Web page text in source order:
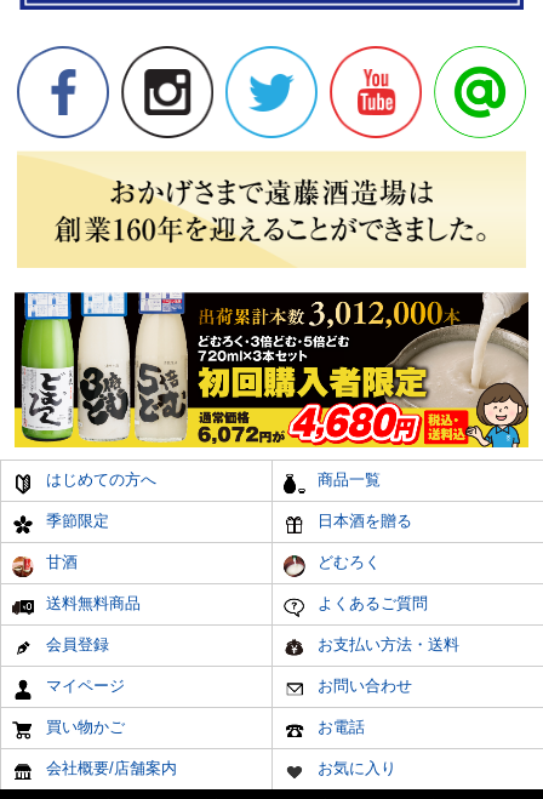
はじめての方へ 商品一覧
季節限定 日本酒を贈る
甘酒 どむろく
送料無料商品 よくあるご質問
会員登録 お支払い方法・送料
マイページ お問い合わせ
買い物かご お電話
会社概要/店舗案内 お気に入り